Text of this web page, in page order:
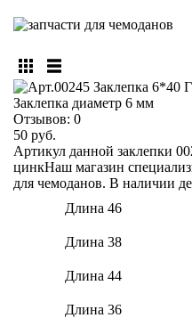
Заклепка диаметр 6 мм
Отзывов: 0
50 руб.
Артикул данной заклепки
цинкНаш магазин
для чемоданов. В наличии
Длина 46
Длина 38
Длина 44
Длина 36